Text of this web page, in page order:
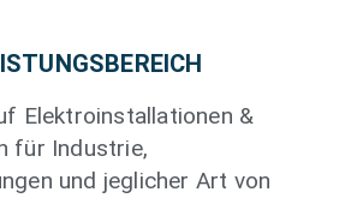
Elektroinstallationen &
für Industrie,
und jeglicher Art von